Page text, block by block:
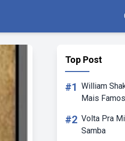
Top Post
#1 William
Mais
#2 Volta Pra
Samba